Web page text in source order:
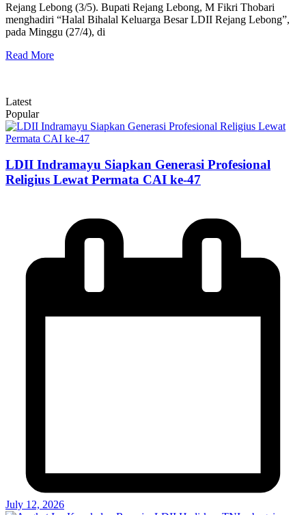
Rejang Lebong (3/5). Bupati Rejang Lebong, M Fikri Thobari
menghadiri “Halal Bihalal Keluarga Besar LDII Rejang Lebong”,
pada Minggu (27/4), di
Read More
Latest
Popular
LDII Indramayu Siapkan Generasi Profesional
Religius Lewat Permata CAI ke-47
July 12, 2026